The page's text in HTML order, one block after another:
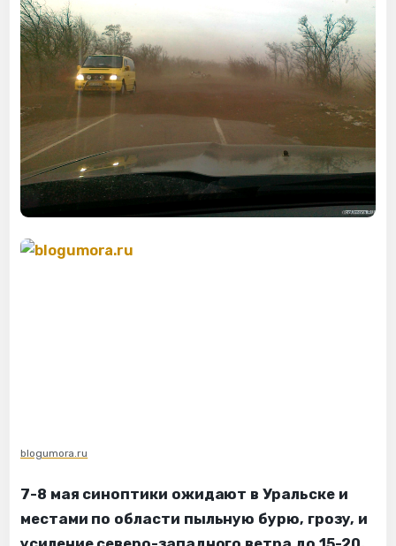
blogumora.ru
7-8 мая синоптики ожидают в Уральске и
местами по области пыльную бурю, грозу, и